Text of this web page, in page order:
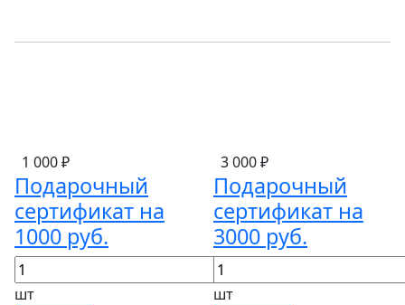
1 000 ₽
Подарочный
сертификат на
1000 руб.
шт
3 000 ₽
Подарочный
сертификат на
3000 руб.
шт